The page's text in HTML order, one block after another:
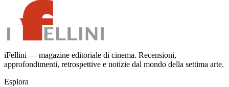
iFellini — magazine editoriale di cinema. Recensioni,
approfondimenti, retrospettive e notizie dal mondo della settima arte.
Esplora